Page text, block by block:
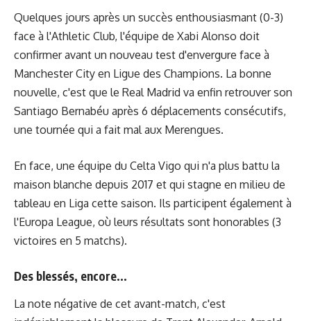
Quelques jours après un succès enthousiasmant (0-3)
face à l'Athletic Club, l'équipe de Xabi Alonso doit
confirmer avant un nouveau test d'envergure face à
Manchester City en Ligue des Champions. La bonne
nouvelle, c'est que le Real Madrid va enfin retrouver son
Santiago Bernabéu après 6 déplacements consécutifs,
une tournée qui a fait mal aux Merengues.
En face, une équipe du Celta Vigo qui n'a plus battu la
maison blanche depuis 2017 et qui stagne en milieu de
tableau en Liga cette saison. Ils participent également à
l'Europa League, où leurs résultats sont honorables (3
victoires en 5 matchs).
Des blessés, encore...
La note négative de cet avant-match, c'est